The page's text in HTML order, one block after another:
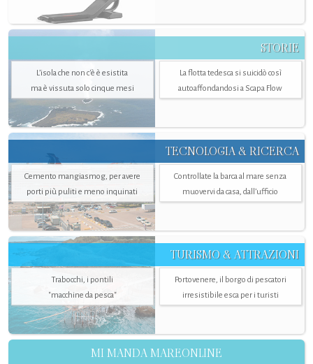
STORIE
L’isola che non c'è è esistita
ma è vissuta solo cinque mesi
La flotta tedesca si suicidò così
autoaffondandosi a Scapa Flow
TECNOLOGIA & RICERCA
Cemento mangiasmog, per avere
porti più puliti e meno inquinati
Controllate la barca al mare senza
muovervi da casa, dall’ufficio
TURISMO & ATTRAZIONI
Trabocchi, i pontili
"macchine da pesca"
Portovenere, il borgo di pescatori
irresistibile esca per i turisti
MI MANDA MAREONLINE